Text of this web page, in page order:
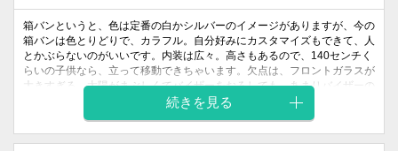
箱バンというと、色は定番の白かシルバーのイメージがありますが、今の
箱バンは色とりどりで、カラフル。自分好みにカスタマイズもできて、人
とかぶらないのがいいです。内装は広々。高さもあるので、140センチく
らいの子供なら、立って移動できちゃいます。欠点は、フロントガラスが
大きすぎる。太陽がまぶしくてバイザーをおろしても、あまりバイザーの
役目をしていないと思うのは、フロントガラスが大きく前に出ているから
ではないかと思ってしまいました。しかし、大きなフロントガラスは、な
続きを見る